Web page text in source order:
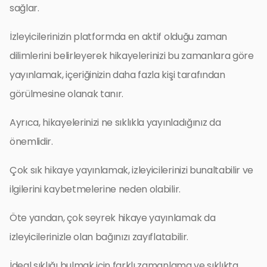
sağlar.
İzleyicilerinizin platformda en aktif olduğu zaman
dilimlerini belirleyerek hikayelerinizi bu zamanlara göre
yayınlamak, içeriğinizin daha fazla kişi tarafından
görülmesine olanak tanır.
Ayrıca, hikayelerinizi ne sıklıkla yayınladığınız da
önemlidir.
Çok sık hikaye yayınlamak, izleyicilerinizi bunaltabilir ve
ilgilerini kaybetmelerine neden olabilir.
Öte yandan, çok seyrek hikaye yayınlamak da
izleyicilerinizle olan bağınızı zayıflatabilir.